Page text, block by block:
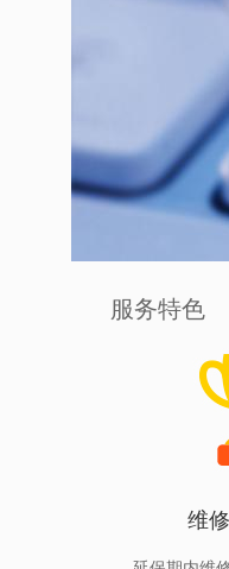
服务特色
维